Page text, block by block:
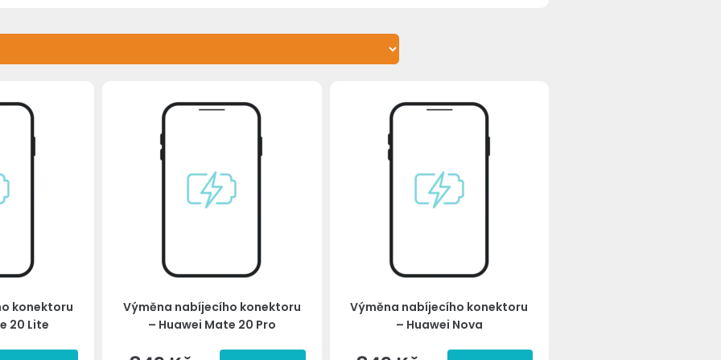
konektoru
20 Lite
Výměna nabíjecího konektoru
– Huawei Mate 20 Pro
Výměna nabíjecího konektoru
– Huawei Nova